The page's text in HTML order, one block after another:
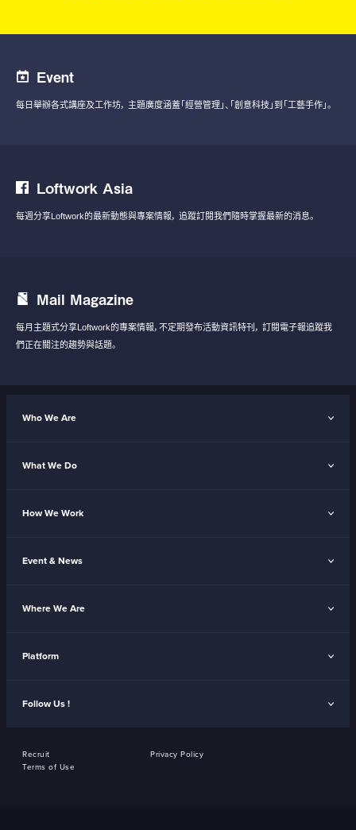
Event
每日舉辦各式講座及工作坊， 主題廣度涵蓋「經營管理」、「創意科技」到「工藝手作」。
Loftwork Asia
每週分享Loftwork的最新動態與專案情報， 追蹤訂閱我們隨時掌握最新的消息。
Mail Magazine
每月主題式分享Loftwork的專案情報，不定期發布活動資訊特刊， 訂閱電子報追蹤我
們正在關注的趨勢與話題。
Who We Are
What We Do
How We Work
Event & News
Where We Are
Platform
Follow Us !
Recruit
Privacy Policy
Terms of Use